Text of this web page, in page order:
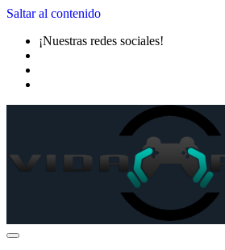
Saltar al contenido
¡Nuestras redes sociales!